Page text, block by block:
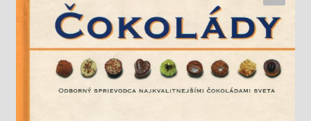
Pripravujeme
Pre školy
Knižný klub